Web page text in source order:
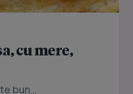
cu mere,
bun...